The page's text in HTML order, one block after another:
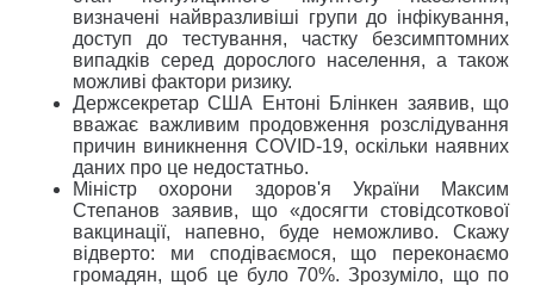
визначені найвразливіші групи до інфікування,
доступ до тестування, частку безсимптомних
випадків серед дорослого населення, а також
можливі фактори ризику.
Держсекретар США Ентоні Блінкен заявив, що
вважає важливим продовження розслідування
причин виникнення COVID-19, оскільки наявних
даних про це недостатньо.
Міністр охорони здоров'я України Максим
Степанов заявив, що «досягти стовідсоткової
вакцинації, напевно, буде неможливо. Скажу
відверто: ми сподіваємося, що переконаємо
громадян, щоб це було 70%. Зрозуміло, що по